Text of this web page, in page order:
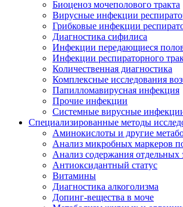
Биоценоз мочеполового тракта
Вирусные инфекции
Грибковые инфекции
Диагностика сифилиса
Инфекции передающиеся
Инфекции респираторного
Количественная диагностика
Комплексные исследования
Папилломавирусная инфекция
Прочие инфекции
Системные вирусные
Специализированные методы
Аминокислоты и другие
Анализ микробных маркеров
Анализ содержания отдельных
Антиоксидантный статус
Витамины
Диагностика алкоголизма
Допинг-вещества в моче